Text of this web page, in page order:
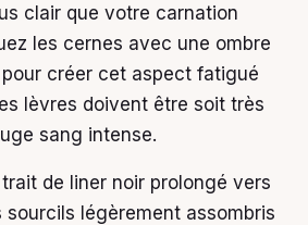
clair que votre carnation
les cernes avec une ombre
créer cet aspect fatigué
lèvres doivent être soit très
sang intense.
de liner noir prolongé vers
sourcils légèrement assombris